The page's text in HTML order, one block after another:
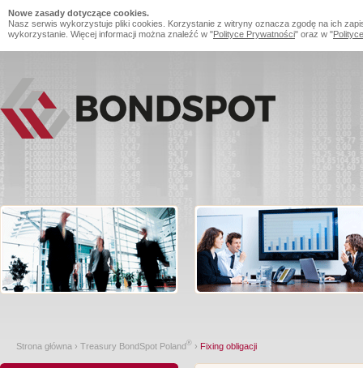
Nowe zasady dotyczące cookies.
Nasz serwis wykorzystuje pliki cookies. Korzystanie z witryny oznacza zgodę na ich
wykorzystanie. Więcej informacji można znaleźć w "Polityce Prywatności" oraz w "
Strona główna › Treasury BondSpot Poland® › Fixing obligacji